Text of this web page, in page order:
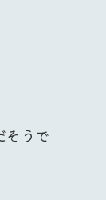
そうで